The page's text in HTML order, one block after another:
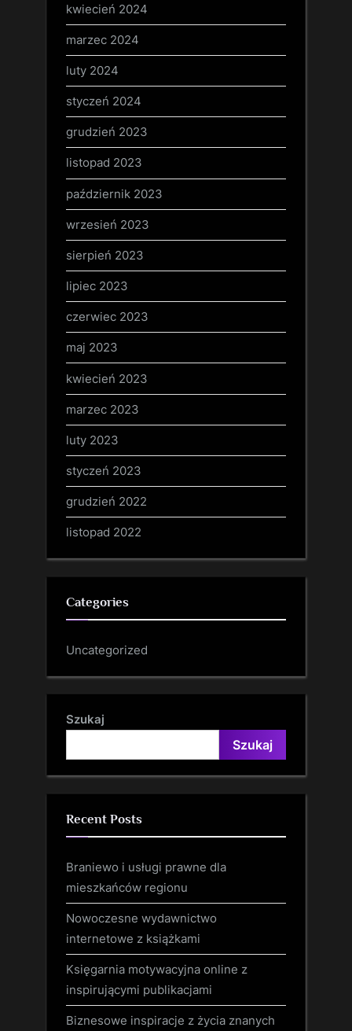
kwiecień 2024
marzec 2024
luty 2024
styczeń 2024
grudzień 2023
listopad 2023
październik 2023
wrzesień 2023
sierpień 2023
lipiec 2023
czerwiec 2023
maj 2023
kwiecień 2023
marzec 2023
luty 2023
styczeń 2023
grudzień 2022
listopad 2022
Categories
Uncategorized
Szukaj
Szukaj
Recent Posts
Braniewo i usługi prawne dla
mieszkańców regionu
Nowoczesne wydawnictwo
internetowe z książkami
Księgarnia motywacyjna online z
inspirującymi publikacjami
Biznesowe inspiracje z życia znanych